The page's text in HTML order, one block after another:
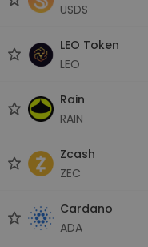
USDS
LEO Token
LEO
Rain
RAIN
Zcash
ZEC
Cardano
ADA